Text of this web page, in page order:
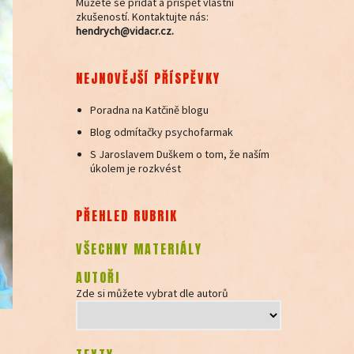
zkušeností. Kontaktujte nás:
hendrych@vidacr.cz.
NEJNOVĚJŠÍ PŘÍSPĚVKY
Poradna na Katčině blogu
Blog odmítačky psychofarmak
S Jaroslavem Duškem o tom, že naším
úkolem je rozkvést
PŘEHLED RUBRIK
VŠECHNY MATERIÁLY
AUTOŘI
Zde si můžete vybrat dle autorů